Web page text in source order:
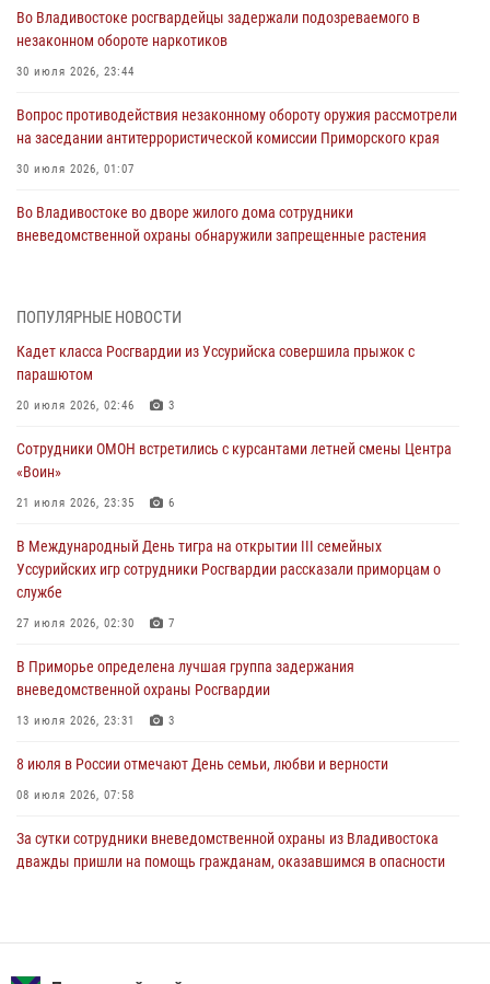
Во Владивостоке росгвардейцы задержали подозреваемого в
незаконном обороте наркотиков
30 июля 2026, 23:44
Вопрос противодействия незаконному обороту оружия рассмотрели
на заседании антитеррористической комиссии Приморского края
30 июля 2026, 01:07
Во Владивостоке во дворе жилого дома сотрудники
вневедомственной охраны обнаружили запрещенные растения
В День Крещения Руси в Князь-Владимирском храме – Главном
ходом
28 июля 2026, 10:29
посвященном Дню Крещения Руси
Уссурийских игр сотрудники Росгвардии рассказали приморцам о
службе
27 июля 2026, 02:30
разрешительной работы Росгвардии напомнили гражданам, как
сдать оружие за вознаграждение
23 июля 2026, 22:45
ПОПУЛЯРНЫЕ НОВОСТИ
Кадет класса Росгвардии из Уссурийска совершила прыжок с
парашютом
20 июля 2026, 02:46 3
Сотрудники ОМОН встретились с курсантами летней смены Центра
«Воин»
21 июля 2026, 23:35 6
В Международный День тигра на открытии III семейных
Уссурийских игр сотрудники Росгвардии рассказали приморцам о
службе
27 июля 2026, 02:30 7
В Приморье определена лучшая группа задержания
вневедомственной охраны Росгвардии
13 июля 2026, 23:31 3
8 июля в России отмечают День семьи, любви и верности
08 июля 2026, 07:58
За сутки сотрудники вневедомственной охраны из Владивостока
дважды пришли на помощь гражданам, оказавшимся в опасности